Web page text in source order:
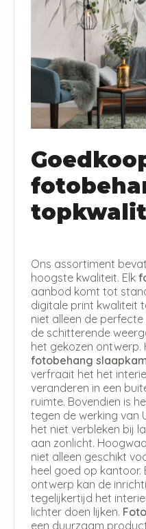
Ons assortiment
hoogste kwaliteit. Elk
aanbod komt tot
digitale print kwaliteit
niet alleen de
de schitterende
het gekozen ontwerp.
fotobehang
verfraait het het
veranderen in een
ruimte. Bovendien is
tegen de werking van
het niet verbleken bij
aan zonlicht.
niet alleen geschikt
heel goed op kantoor.
ontwerp kan de
tegelijkertijd het
lichter doen lijken.
een duurzaam